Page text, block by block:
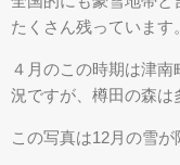
ツアー申込み
アクセス
お問い合わせ
たくさん残っています。
４月のこの時期は津
況ですが、樽田の森は
この写真は12月の雪が